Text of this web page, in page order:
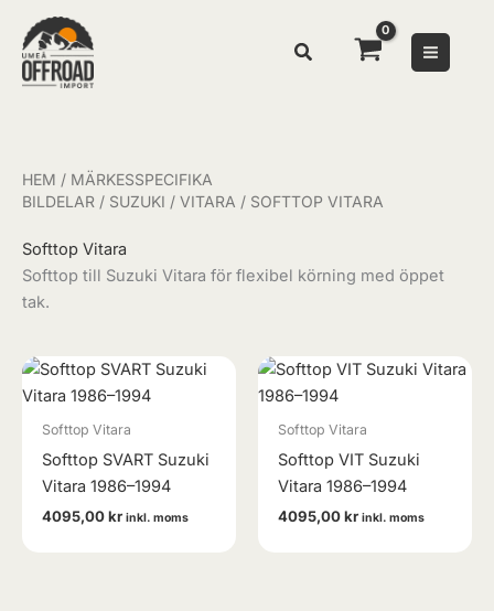
innehåll
Sök
HEM / MÄRKESSPECIFIKA
BILDELAR / SUZUKI / VITARA / SOFTTOP VITARA
Softtop Vitara
Softtop till Suzuki Vitara för flexibel körning med öppet
tak.
Softtop Vitara
Softtop SVART Suzuki
Vitara 1986–1994
4095,00kr inkl. moms
Softtop Vitara
Softtop VIT Suzuki
Vitara 1986–1994
4095,00kr inkl. moms